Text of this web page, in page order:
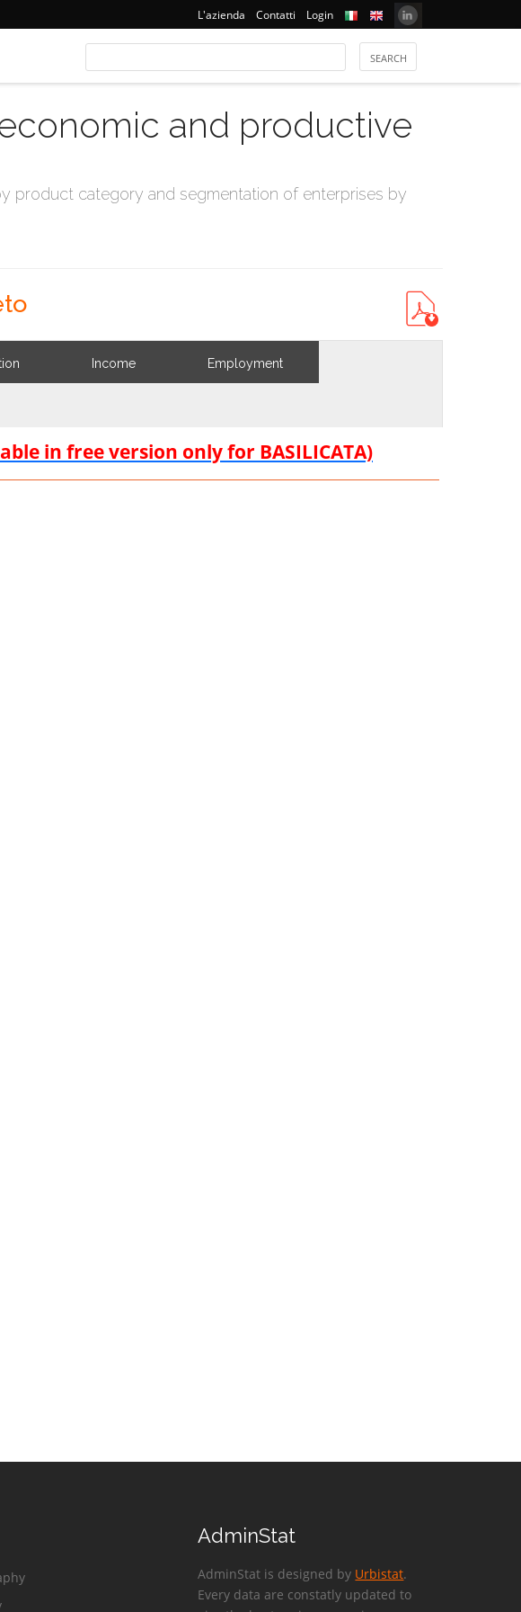
L'azienda Contatti Login
and productive
product category and segmentation of enterprises by
Income Employment
in free version only for BASILICATA)
AdminStat
AdminStat is designed by Urbistat.
Every data are constatly updated to